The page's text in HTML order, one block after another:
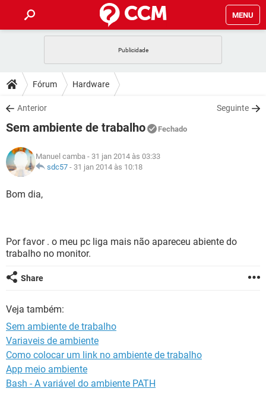
MENU
CELULAR
OUTLOOK
INSTAGRAM GMAIL
GUIA DE COMPRAS
DICAS
JOGOS
INSTAGRAM GMAIL
GUIA DE COMPRAS
DOWNLOADS
JOGOS WHATSAPP
CELULAR
OUTLOOK EXCEL
INSTAGRAM
JOGOS WHATSAPP
CELULAR
OUTLOOK
GUIA DE COMPRAS
GLOSSÁRIO
JOGOS
INSTAGRAM GMAIL
GUIA DE COMPRAS
Fórum Hardware
Anterior Seguinte
Sem ambiente de trabalho Fechado
Manuel camba - 31 jan 2014 às 03:33
sdc57 - 31 jan 2014 às 10:18
Bom dia,
Por favor . o meu pc liga mais não apareceu abiente do
trabalho no monitor.
Share
Veja também:
Sem ambiente de trabalho
Variaveis de ambiente
Como colocar um link no ambiente de trabalho
App meio ambiente
Bash - A variável do ambiente PATH